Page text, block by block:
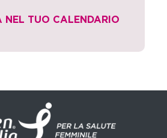
NEL TUO CALENDARIO